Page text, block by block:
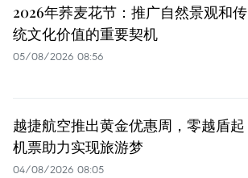
2026年荞麦花节：推广自然景观和传
统文化价值的重要契机
05/08/2026 08:56
越捷航空推出黄金优惠周，零越盾起
机票助力实现旅游梦
04/08/2026 08:05